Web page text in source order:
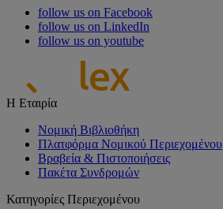
follow us on Facebook
follow us on LinkedIn
follow us on youtube
Η Εταιρία
Νομική Βιβλιοθήκη
Πλατφόρμα Νομικού Περιεχομένου
Βραβεία & Πιστοποιήσεις
Πακέτα Συνδρομών
Κατηγορίες Περιεχομένου